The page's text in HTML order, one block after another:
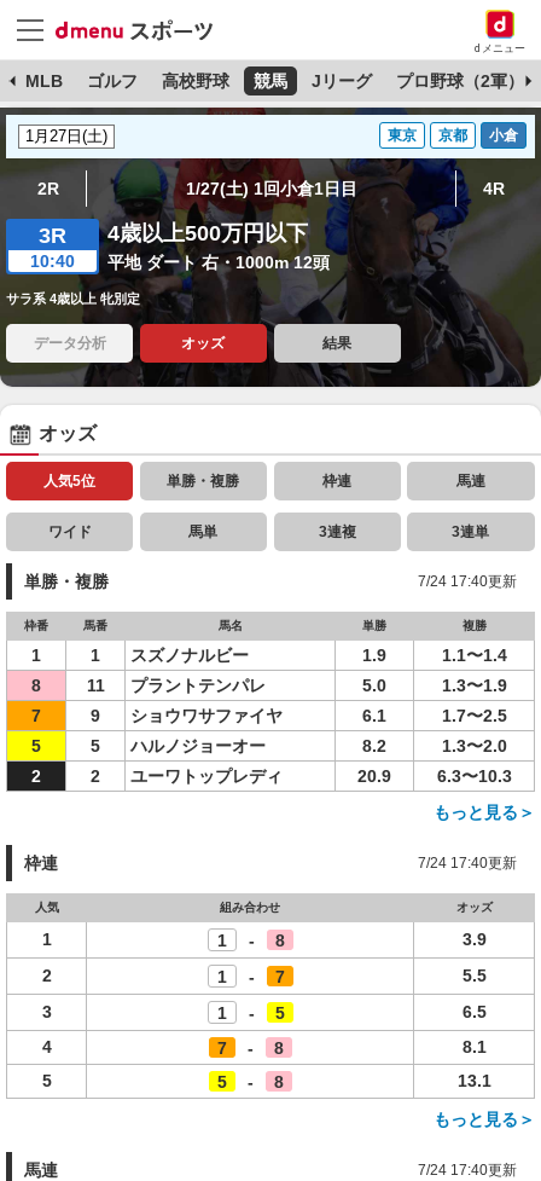
dメニュー
MLB ゴルフ 高校野球 競馬 Jリーグ プロ野球（2軍）
東京 京都 小倉
2R 1/27(土) 1回小倉1日目 4R
3R
10:40
4歳以上500万円以下
平地 ダート 右・1000m 12頭
サラ系 4歳以上 牝別定
データ分析 オッズ 結果
オッズ
人気5位 単勝・複勝 枠連 馬連
ワイド 馬単 3連複 3連単
単勝・複勝 7/24 17:40更新
枠番 馬番 馬名 単勝 複勝
1 1 スズノナルビー 1.9
1.1〜1.4
8
11 プラントテンパレ 5.0
1.3〜1.9
7
9 ショウワサファイヤ 6.1
1.7〜2.5
5
5 ハルノジョーオー 8.2
1.3〜2.0
2
2 ユーワトップレディ 20.9
6.3〜10.3
もっと見る＞
枠連 7/24 17:40更新
人気 組み合わせ オッズ
1 1 - 8
3.9
2
1 - 7
5.5
3
1 - 5
6.5
4
7 - 8
8.1
5
5 - 8
13.1
もっと見る＞
馬連 7/24 17:40更新